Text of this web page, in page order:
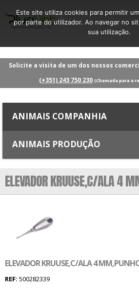
Solicite a visita de um dos nossos
(+351) 243 750 230 (Chamada para a
ANIMAIS COMPANHIA
ANIMAIS PRODUÇÃO
ELEVADOR KRUUSE,C/ALA 4
ELEVADOR KRUUSE,C/ALA 4
REF: 500282339
Este site utiliza cookies para permitir
por parte do utilizador. Ao navegar no
sua utilização.